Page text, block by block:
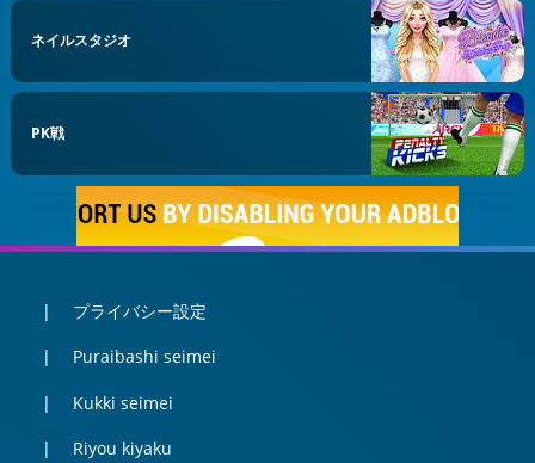
ネイルスタジオ
PK戦
プライバシー設定
Puraibashi seimei
Kukki seimei
Riyou kiyaku